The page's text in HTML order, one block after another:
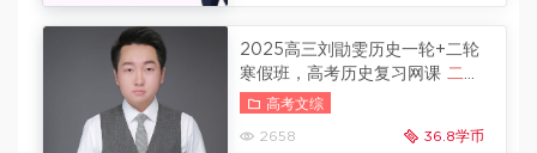
2025高三刘勖雯历史一轮+二轮
寒假班，高考历史复习网课 二轮
更新高考文综
2658 36.8学币